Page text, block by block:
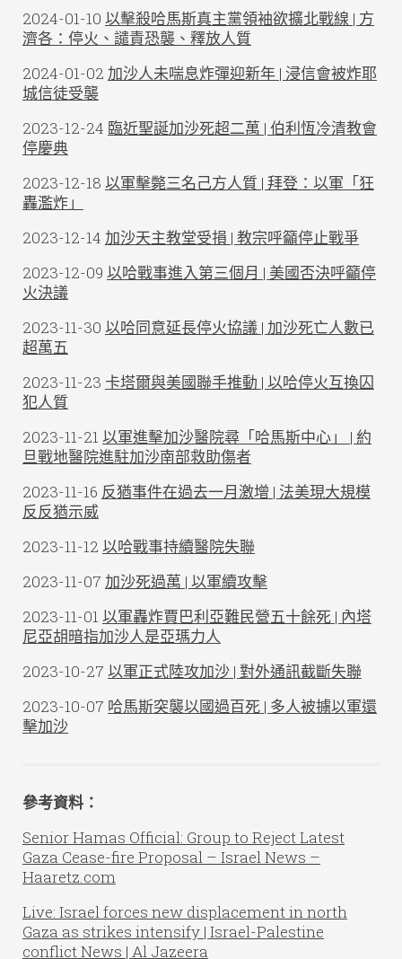
2024-01-10 以擊殺哈馬斯真主黨領袖欲擴北戰線 | 方
濟各：停火、譴責恐襲、釋放人質
2024-01-02 加沙人未喘息炸彈迎新年 | 浸信會被炸耶
城信徒受襲
2023-12-24 臨近聖誕加沙死超二萬 | 伯利恆冷清教會
停慶典
2023-12-18 以軍擊斃三名己方人質 | 拜登：以軍「狂
轟濫炸」
2023-12-14 加沙天主教堂受損 | 教宗呼籲停止戰爭
2023-12-09 以哈戰事進入第三個月 | 美國否決呼籲停
火決議
2023-11-30 以哈同意延長停火協議 | 加沙死亡人數已
超萬五
2023-11-23 卡塔爾與美國聯手推動 | 以哈停火互換囚
犯人質
2023-11-21 以軍進擊加沙醫院尋「哈馬斯中心」 | 約
旦戰地醫院進駐加沙南部救助傷者
2023-11-16 反猶事件在過去一月激增 | 法美現大規模
反反猶示威
2023-11-12 以哈戰事持續醫院失聯
2023-11-07 加沙死過萬 | 以軍續攻擊
2023-11-01 以軍轟炸賈巴利亞難民營五十餘死 | 內塔
尼亞胡暗指加沙人是亞瑪力人
2023-10-27 以軍正式陸攻加沙 | 對外通訊截斷失聯
2023-10-07 哈馬斯突襲以國過百死 | 多人被擄以軍還
擊加沙
參考資料：
Senior Hamas Official: Group to Reject Latest
Gaza Cease-fire Proposal – Israel News –
Haaretz.com
Live: Israel forces new displacement in north
Gaza as strikes intensify | Israel-Palestine
conflict News | Al Jazeera